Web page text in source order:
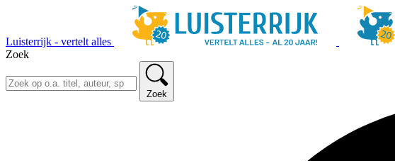
Luisterrijk - vertelt alles
Zoek
Zoek